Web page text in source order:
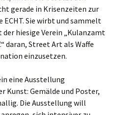
gerade in Krisenzeiten zur
Sie wirbt und sammelt
hiesige Verein „Kulanzamt
daran, Street Art als Waffe
einzusetzen.
eine Ausstellung
Kunst: Gemälde und Poster,
Die Ausstellung will